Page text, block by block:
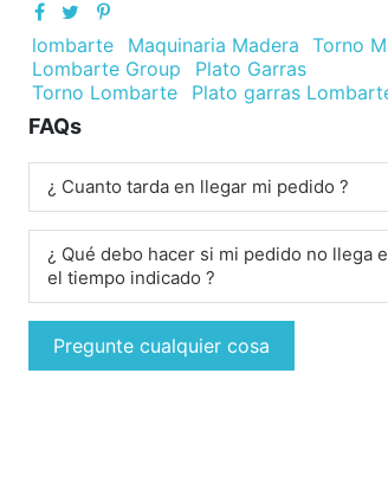
lombarte Maquinaria Madera Torno
Lombarte Group
Plato Garras
Torno Lombarte
Plato garras
FAQs
¿ Cuanto tarda en llegar mi pedido ?
¿ Qué debo hacer si mi pedido no llega
el tiempo indicado ?
Pregunte cualquier cosa